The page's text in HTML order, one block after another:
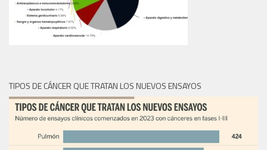
TIPOS DE CÁNCER QUE TRATAN LOS NUEVOS ENSAYOS